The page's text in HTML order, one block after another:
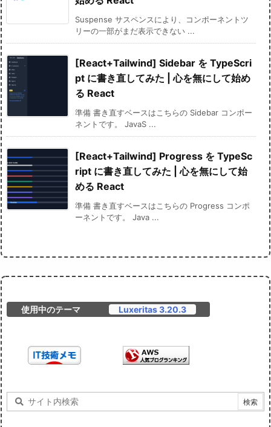
Suspense サスペンスにより、コンポーネントツ
リーの一部がまだ表示できない ...
[React+Tailwind] Sidebar を TypeScri
pt に書き直してみた | 心を無にして始め
る React
準備 書き直すベースはこちらの Sidebar コンポー
ネントです。 JavaS ...
[React+Tailwind] Progress を TypeSc
ript に書き直してみた | 心を無にして始
める React
準備 書き直すベースはこちらの Progress コンポ
ーネントです。 Java ...
使用中のテーマ Luxeritas 3.20.3